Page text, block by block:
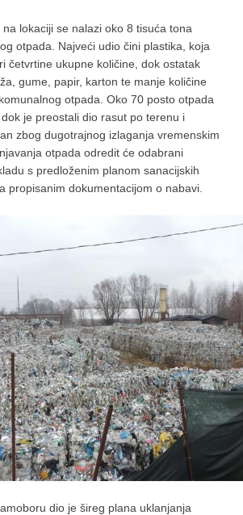
lokaciji se nalazi oko 8 tisuća tona
otpada. Najveći udio čini plastika, koja
četvrtine ukupne količine, dok ostatak
gume, papir, karton te manje količine
otpada. Oko 70 posto otpada
je preostali dio rasut po terenu i
zbog dugotrajnog izlaganja vremenskim
otpada odredit će odabrani
s predloženim planom sanacijskih
propisanim dokumentacijom o nabavi.
dio je šireg plana uklanjanja